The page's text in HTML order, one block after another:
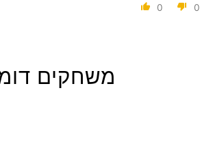
0 0
משחקים